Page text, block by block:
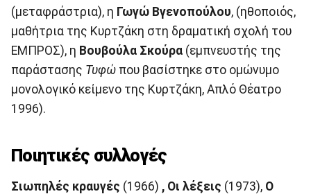
(μεταφράστρια), η Γωγώ Βγενοπούλου, (ηθοποιός,
μαθήτρια της Κυρτζάκη στη δραματική σχολή του
ΕΜΠΡΟΣ), η Βουβούλα Σκούρα (εμπνευστής της
παράστασης Τυφώ που βασίστηκε στο ομώνυμο
μονολογικό κείμενο της Κυρτζάκη, Απλό Θέατρο
1996).
Ποιητικές συλλογές
Σιωπηλές κραυγές (1966) , Οι λέξεις (1973), Ο